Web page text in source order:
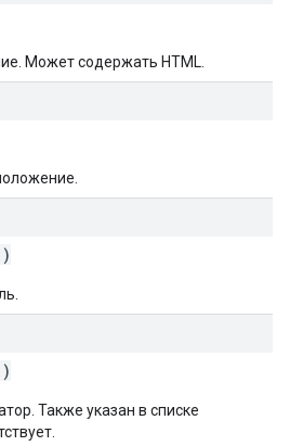
Может содержать HTML.
)
)
Также указан в списке